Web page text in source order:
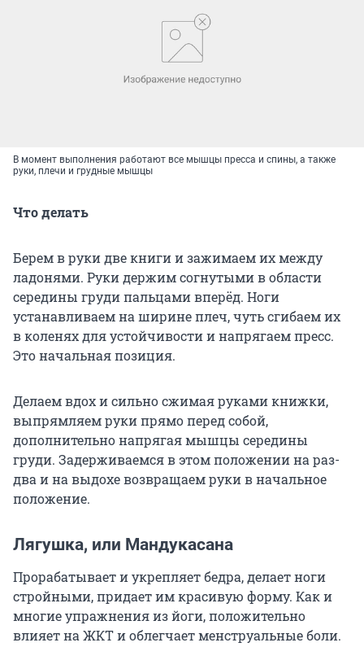
В момент выполнения работают все мышцы пресса и спины, а также
руки, плечи и грудные мышцы
Что делать
Берем в руки две книги и зажимаем их между
ладонями. Руки держим согнутыми в области
середины груди пальцами вперёд. Ноги
устанавливаем на ширине плеч, чуть сгибаем их
в коленях для устойчивости и напрягаем пресс.
Это начальная позиция.
Делаем вдох и сильно сжимая руками книжки,
выпрямляем руки прямо перед собой,
дополнительно напрягая мышцы середины
груди. Задерживаемся в этом положении на раз-
два и на выдохе возвращаем руки в начальное
положение.
Лягушка, или Мандукасана
Прорабатывает и укрепляет бедра, делает ноги
стройными, придает им красивую форму. Как и
многие упражнения из йоги, положительно
влияет на ЖКТ и облегчает менструальные боли.